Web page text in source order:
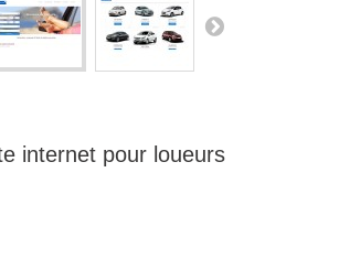
internet pour loueurs